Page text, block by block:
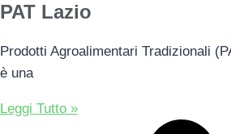
PAT Lazio
Prodotti Agroalimentari Tradizionali
è una
Leggi Tutto »